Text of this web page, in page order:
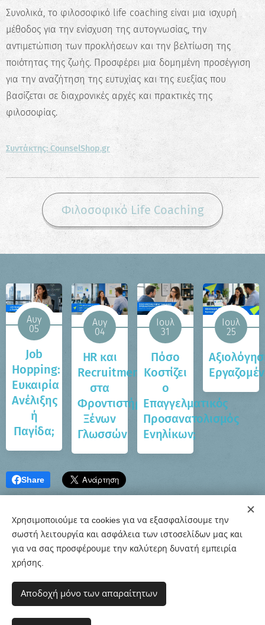
Συνολικά, το φιλοσοφικό life coaching είναι μια ισχυρή
μέθοδος για την ενίσχυση της αυτογνωσίας, την
αντιμετώπιση των προκλήσεων και την βελτίωση της
ποιότητας της ζωής. Προσφέρει μια δομημένη προσέγγιση
για την αναζήτηση της ευτυχίας και της ευεξίας που
βασίζεται σε διαχρονικές αρχές και πρακτικές της
φιλοσοφίας.
Συντάκτης: CounselShop.gr
Φιλοσοφικό Life Coaching
Αυγ
05
Job
Hopping:
Ευκαιρία
Ανέλιξης
ή
Παγίδα;
Αυγ
04
HR και
Recruitment
στα
Φροντιστήρια
Ξένων
Γλωσσών
Ιουλ
31
Πόσο
Κοστίζει
ο
Επαγγελματικός
Προσανατολισμός
Ενηλίκων;
Ιουλ
25
Share
© 2020-26 Εργαστήρι Συμβουλευτικής & Προσανατολισμού
| Υλοποιήθηκε από τo CounselShop.gr
Χρησιμοποιούμε τα cookies για να εξασφαλίσουμε την
σωστή λειτουργία και ασφάλεια των ιστοσελίδων μας και
για να σας προσφέρουμε την καλύτερη δυνατή εμπειρία
χρήσης.
Αποδοχή μόνο των απαραίτητων